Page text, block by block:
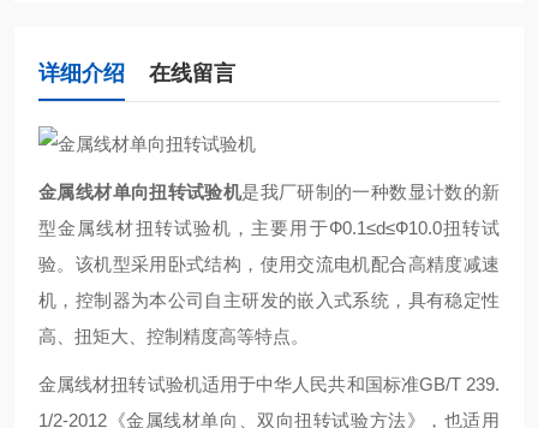
详细介绍 在线留言
金属线材单向扭转试验机是我厂研制的一种数显计数的新
型金属线材扭转试验机，主要用于Ф0.1≤d≤Ф10.0扭转试
验。该机型采用卧式结构，使用交流电机配合高精度减速
机，控制器为本公司自主研发的嵌入式系统，具有稳定性
高、扭矩大、控制精度高等特点。
金属线材扭转试验机适用于中华人民共和国标准GB/T 239.
1/2-2012《金属线材单向、双向扭转试验方法》，也适用